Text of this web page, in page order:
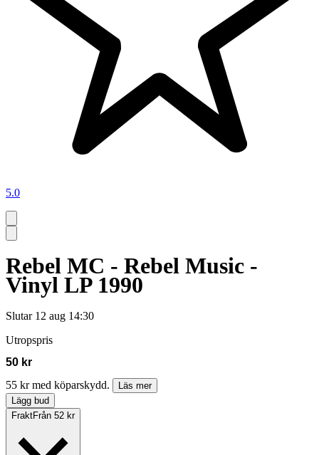
5.0
Rebel MC - Rebel Music -
Vinyl LP 1990
Slutar 12 aug 14:30
Utropspris
50 kr
55 kr med köparskydd.
Läs mer
Lägg bud
FraktFrån 52 kr